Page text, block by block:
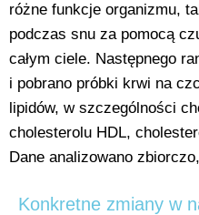
różne funkcje organizmu,
podczas snu za pomocą
całym ciele. Następnego
i pobrano próbki krwi na
lipidów, w szczególności
cholesterolu HDL,
Dane analizowano
Konkretne zmiany w